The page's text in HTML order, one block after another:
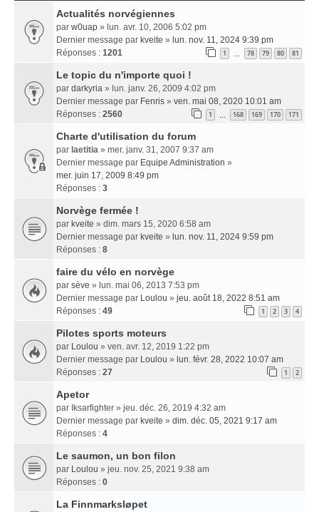
Actualités norvégiennes
par w0uap » lun. avr. 10, 2006 5:02 pm
Dernier message par kveite » lun. nov. 11, 2024 9:39 pm
Réponses : 1201 1 … 78 79 80 81
Le topic du n'importe quoi !
par darkyria » lun. janv. 26, 2009 4:02 pm
Dernier message par Fenris » ven. mai 08, 2020 10:01 am
Réponses : 2560 1 … 168 169 170 171
Charte d'utilisation du forum
par laetitia » mer. janv. 31, 2007 9:37 am
Dernier message par Equipe Administration »
mer. juin 17, 2009 8:49 pm
Réponses : 3
Norvège fermée !
par kveite » dim. mars 15, 2020 6:58 am
Dernier message par kveite » lun. nov. 11, 2024 9:59 pm
Réponses : 8
faire du vélo en norvège
par sève » lun. mai 06, 2013 7:53 pm
Dernier message par Loulou » jeu. août 18, 2022 8:51 am
Réponses : 49 1 2 3 4
Pilotes sports moteurs
par Loulou » ven. avr. 12, 2019 1:22 pm
Dernier message par Loulou » lun. févr. 28, 2022 10:07 am
Réponses : 27 1 2
Apetor
par Iksarfighter » jeu. déc. 26, 2019 4:32 am
Dernier message par kveite » dim. déc. 05, 2021 9:17 am
Réponses : 4
Le saumon, un bon filon
par Loulou » jeu. nov. 25, 2021 9:38 am
Réponses : 0
La Finnmarksløpet